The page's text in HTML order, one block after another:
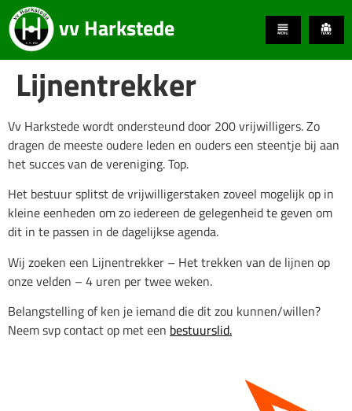
vv Harkstede
Lijnentrekker
Vv Harkstede wordt ondersteund door 200 vrijwilligers. Zo
dragen de meeste oudere leden en ouders een steentje bij aan
het succes van de vereniging. Top.
Het bestuur splitst de vrijwilligerstaken zoveel mogelijk op in
kleine eenheden om zo iedereen de gelegenheid te geven om
dit in te passen in de dagelijkse agenda.
Wij zoeken een Lijnentrekker – Het trekken van de lijnen op
onze velden – 4 uren per twee weken.
Belangstelling of ken je iemand die dit zou kunnen/willen?
Neem svp contact op met een bestuurslid.